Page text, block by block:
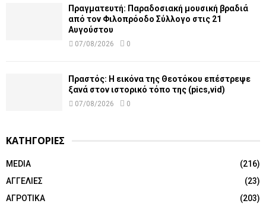
Πραγματευτή: Παραδοσιακή μουσική βραδιά
από τον Φιλοπρόοδο Σύλλογο στις 21
Αυγούστου
07/08/2026 0
Πραστός: Η εικόνα της Θεοτόκου επέστρεψε
ξανά στον ιστορικό τόπο της (pics,vid)
07/08/2026 0
ΚΑΤΗΓΟΡΙΕΣ
MEDIA
(216)
ΑΓΓΕΛΙΕΣ
(23)
ΑΓΡΟΤΙΚΑ
(203)